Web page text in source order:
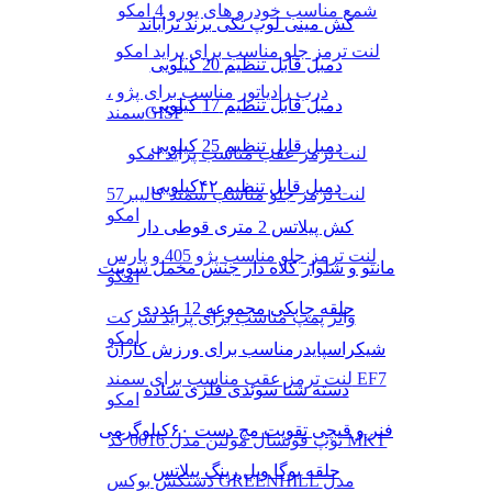
شمع مناسب خودرو های یورو 4 امکو
لنت ترمز جلو مناسب برای پراید امکو
درب رادیاتور مناسب برای پژو ،
سمندGISP
لنت ترمز عقب مناسب پراید امکو
لنت ترمز جلو مناسب سمند کالیبر57
امکو
لنت ترمز جلو مناسب پژو 405 و پارس
امکو
واتر پمپ مناسب برای پراید شرکت
امکو
لنت ترمز عقب مناسب برای سمند EF7
امکو
توپ فوتسال مولتن مدل 0016 کد MKT
دستکش بوکس GREENHILL مدل
کش مینی لوپ تکی برند تراباند
دمبل قابل تنظیم 20 کیلویی
دمبل قابل تنظیم 17 کیلویی
دمبل قابل تنظیم 25 کیلویی
دمبل قابل تنظیم ۴۲کیلویی
کش پیلاتس 2 متری قوطی دار
مانتو و شلوار کلاه دار جنس مخمل سوییت
حلقه چابکی مجموعه 12 عددی
شیکراسپایدرمناسب برای ورزش کاران
دسته شنا سوئدی فلزی ساده
فنر و قیچی تقویت مچ دست ۶۰کیلوگرمی
حلقه یوگا ویل رینگ پیلاتس